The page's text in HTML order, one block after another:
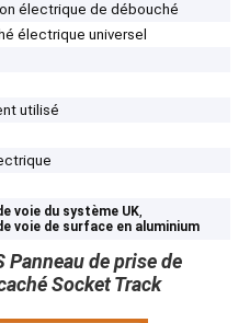
électrique de débouché
électrique universel
utilisé
voie du système UK,
voie de surface en aluminium
Panneau de prise de
Socket Track